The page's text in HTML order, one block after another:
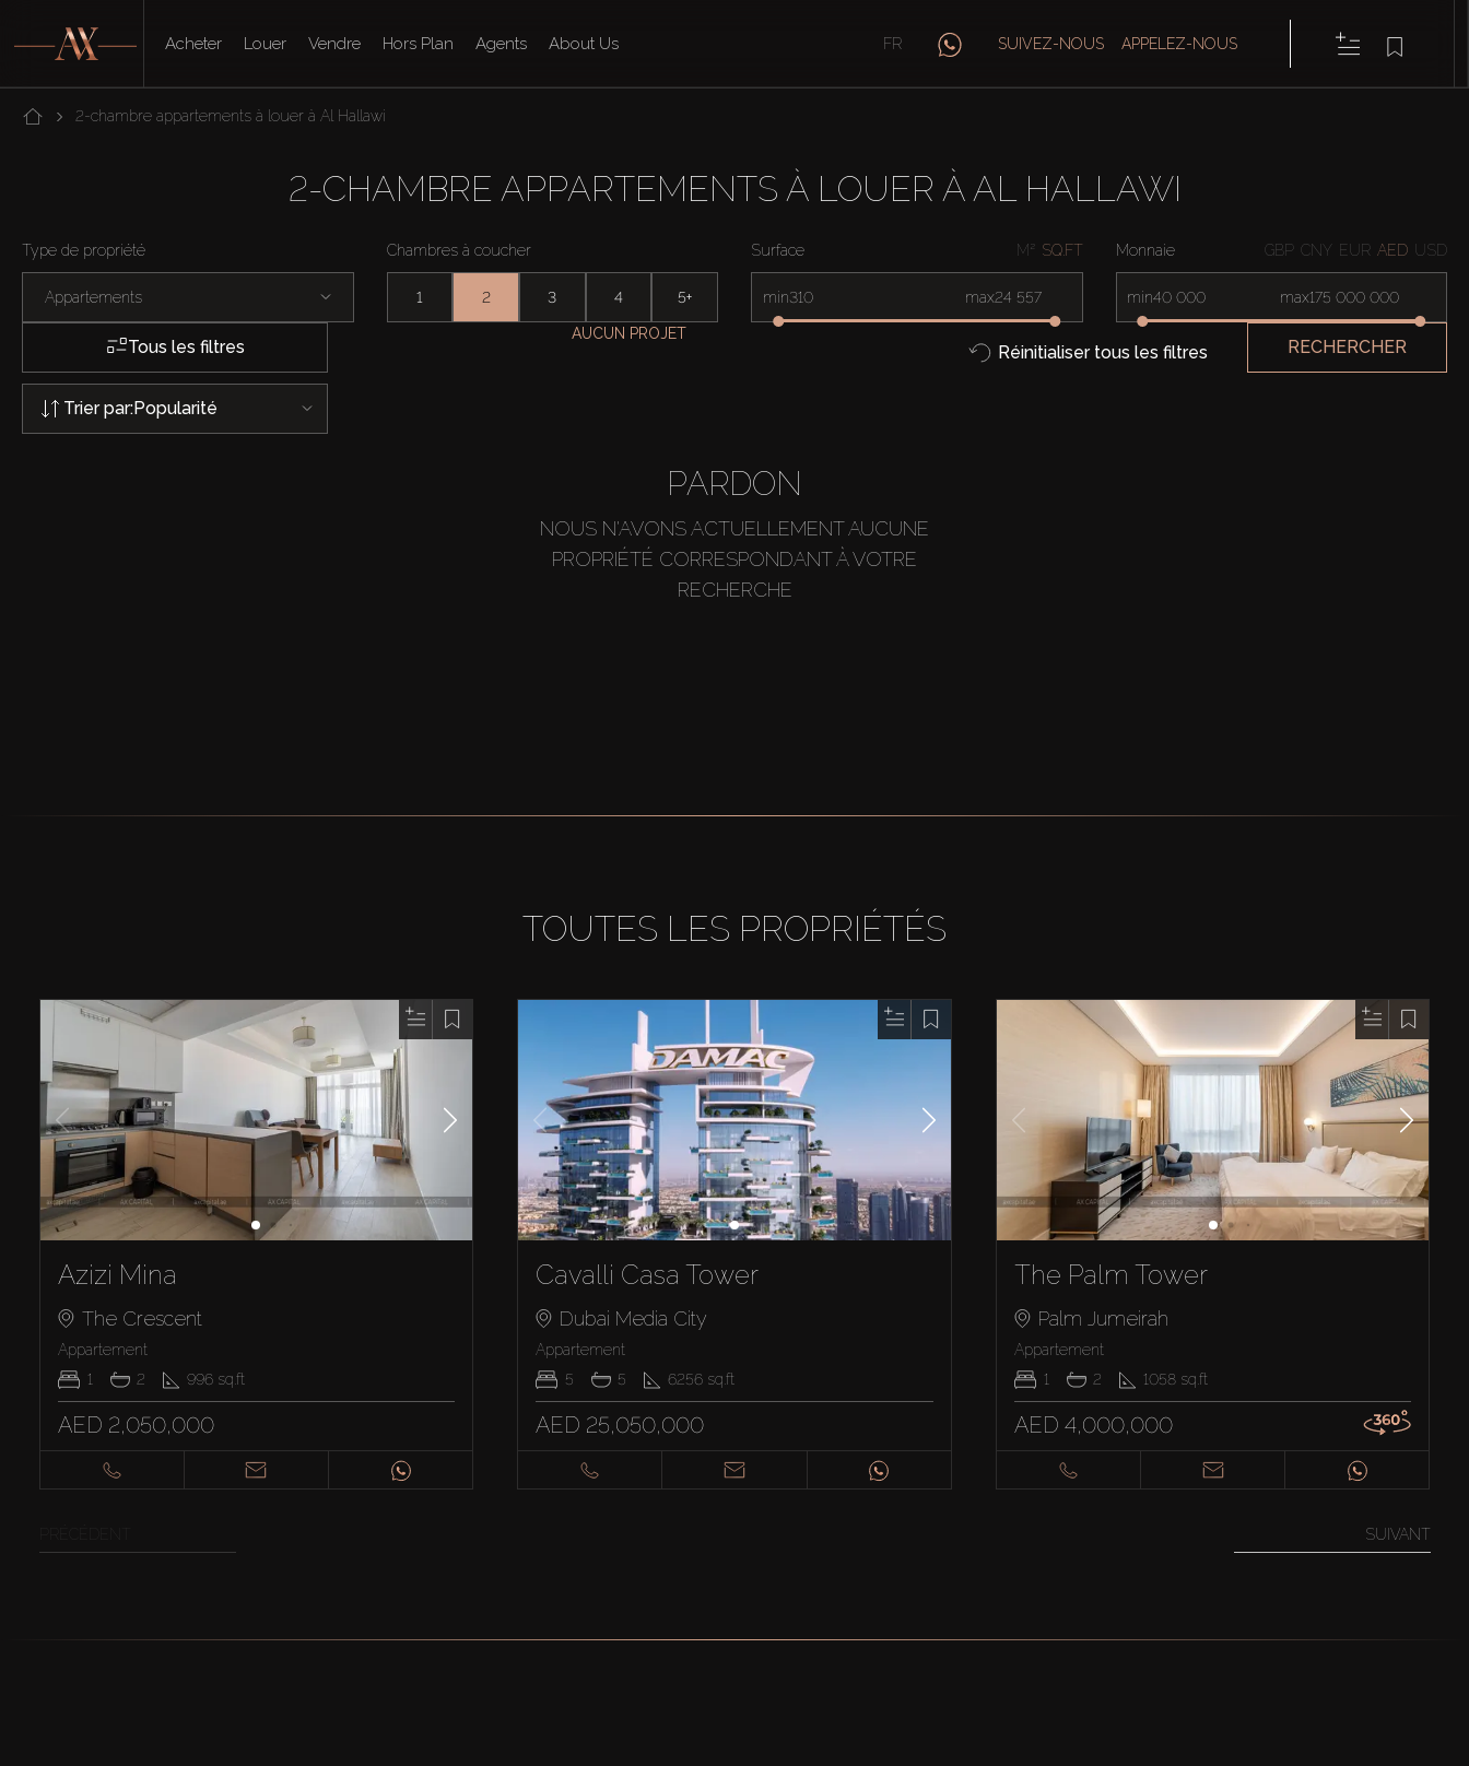
Acheter Louer Vendre Hors Plan Agents About Us FR SUIVEZ-NOUS APPELEZ-NOUS
2-chambre appartements à louer à Al Hallawi
2-CHAMBRE APPARTEMENTS À LOUER À AL HALLAWI
Type de propriété
Appartements
Chambres à coucher
1 2 3 4 5+
Surface M² SQ.FT
min max
Monnaie GBP CNY EUR AED USD
min max
Tous les filtres
AUCUN PROJET
Réinitialiser tous les filtres RECHERCHER
Trier par:Popularité
PARDON
NOUS N'AVONS ACTUELLEMENT AUCUNE
PROPRIÉTÉ CORRESPONDANT À VOTRE
RECHERCHE
TOUTES LES PROPRIÉTÉS
Azizi Mina
The Crescent
Appartement
1
2 996 sq.ft
AED 2,050,000
Cavalli Casa Tower
Dubai Media City
Appartement
5
5 6256 sq.ft
AED 25,050,000
The Palm Tower
Palm Jumeirah
Appartement
1
2 1058 sq.ft
AED 4,000,000
SUIVANT